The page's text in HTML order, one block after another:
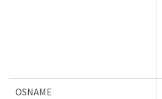
OSNAME